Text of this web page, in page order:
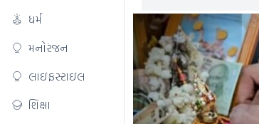
ધર્મ
મનોરંજન
લાઇફસ્ટાઇલ
શિક્ષા